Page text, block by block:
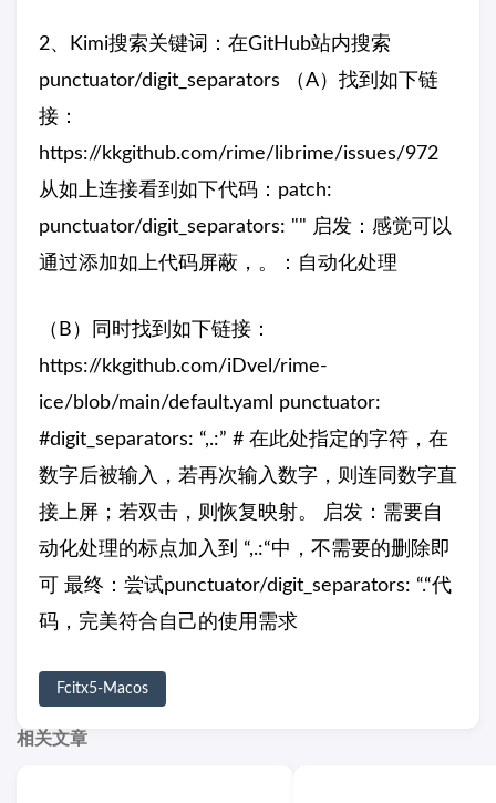
2、Kimi搜索关键词：在GitHub站内搜索
punctuator/digit_separators （A）找到如下链
接：
https://kkgithub.com/rime/librime/issues/972
从如上连接看到如下代码：patch:
punctuator/digit_separators: "" 启发：感觉可以
通过添加如上代码屏蔽，。：自动化处理
（B）同时找到如下链接：
https://kkgithub.com/iDvel/rime-
ice/blob/main/default.yaml punctuator:
#digit_separators: “,.:” # 在此处指定的字符，在
数字后被输入，若再次输入数字，则连同数字直
接上屏；若双击，则恢复映射。 启发：需要自
动化处理的标点加入到 “,.:“中，不需要的删除即
可 最终：尝试punctuator/digit_separators: “.“代
码，完美符合自己的使用需求
Fcitx5-Macos
相关文章